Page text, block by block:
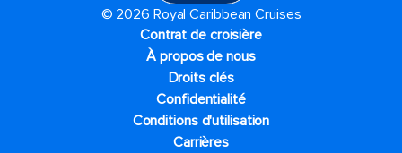
© 2026 Royal Caribbean Cruises
Contrat de croisière
À propos de nous
Droits clés
Confidentialité
Conditions d'utilisation
Carrières